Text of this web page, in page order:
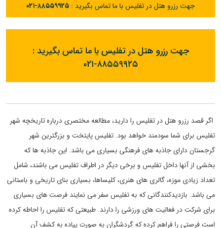
جهت رزرو هتل در تفلیس با ما تماس بگیرید : ۰۲۱-۸۸۵۵۹۹۲۵
جهت رزرو هتل در تفلیس با ما تماس بگیرید :
۰۲۱-۸۸۵۵۹۹۲۵
اگر قصد رزرو هتل در تفلیس را دارید، مطالعه مختصری درباره تاریخچه شهر
تفلیس برای شما سودمند خواهد بود. تفلیس پایتخت و بزرگترین شهر
گرجستان دارای جاذبه های فرهنگی بسیاری می باشد. این جاذبه ها که
بخشی از آنها داخل تفلیس و برخی دیگر در اطراف تفلیس می باشند، شامل
تعداد زیادی موزه، گالری های هنری، کلیساها، بسیاری بنای تاریخی و باستانی
می باشد. بازدیدکنندگانی که به تفلیس سفر می نمایند فرصت های بسیاری
برای شرکت در فعالیت های ورزشی را دارند. طبیعتی که تفلیس را احاطه کرده
است فرصتی را فراهم کرده که گردشگران به صورت پیاده به کشف آن